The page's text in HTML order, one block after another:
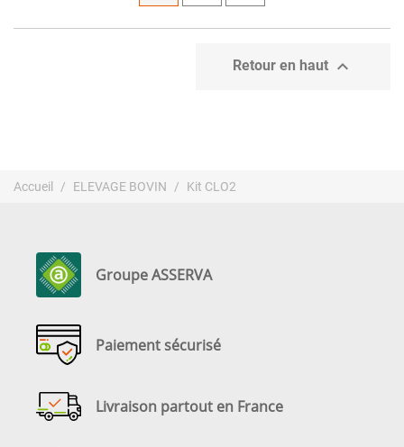
Retour en haut 
Accueil ELEVAGE BOVIN Kit CLO2
Groupe ASSERVA
Paiement sécurisé
Livraison partout en France